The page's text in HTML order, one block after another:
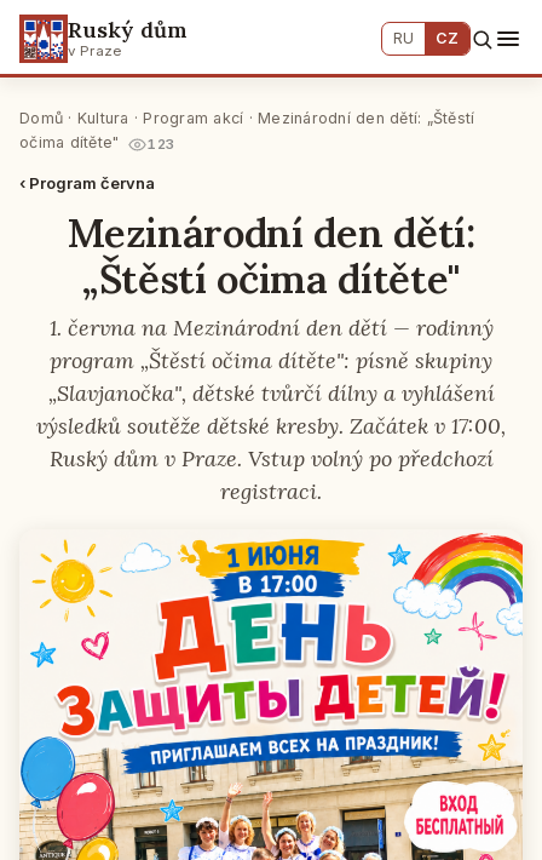
Ruský dům
v Praze
RU CZ
Domů · Kultura · Program akcí · Mezinárodní den dětí: „Štěstí
očima dítěte"
123
‹ Program června
Mezinárodní den dětí:
„Štěstí očima dítěte"
1. června na Mezinárodní den dětí — rodinný
program „Štěstí očima dítěte": písně skupiny
„Slavjanočka", dětské tvůrčí dílny a vyhlášení
výsledků soutěže dětské kresby. Začátek v 17:00,
Ruský dům v Praze. Vstup volný po předchozí
registraci.